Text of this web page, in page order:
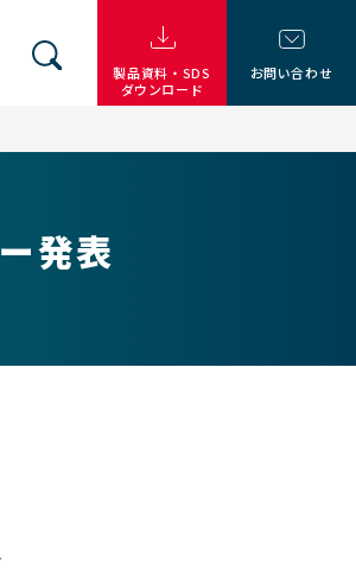
製品資料・SDS
ダウンロード
お問い合わせ
発表